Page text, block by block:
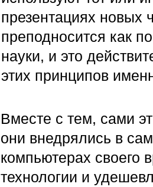
презентациях новых
преподносится как
науки, и это
этих принципов
Вместе с тем, сами
они внедрялись в
компьютерах своего
технологии и